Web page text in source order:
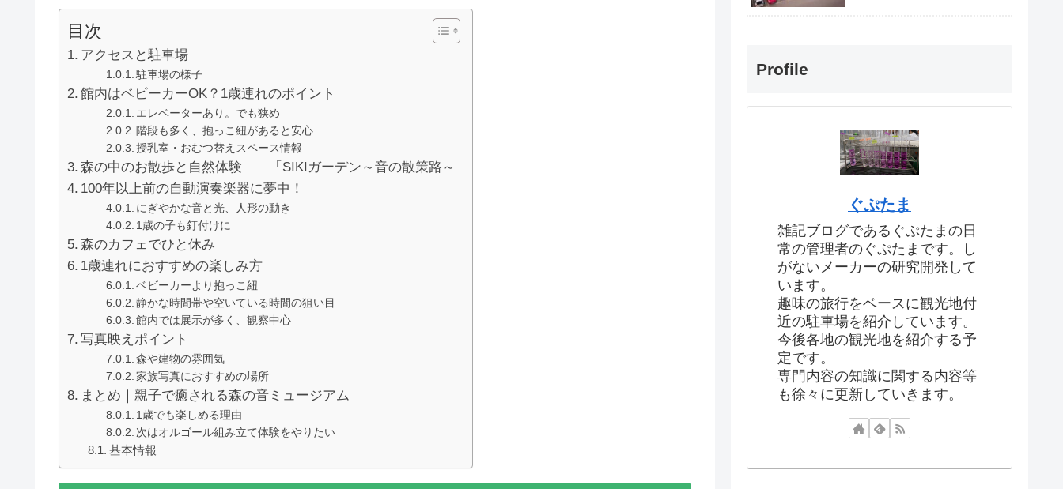
目次
アクセスと駐車場
駐車場の様子
館内はベビーカーOK？1歳連れのポイント
エレベーターあり。でも狭め
階段も多く、抱っこ紐があると安心
授乳室・おむつ替えスペース情報
森の中のお散歩と自然体験 「SIKIガーデン～音の散策路～
100年以上前の自動演奏楽器に夢中！
にぎやかな音と光、人形の動き
1歳の子も釘付けに
森のカフェでひと休み
1歳連れにおすすめの楽しみ方
ベビーカーより抱っこ紐
静かな時間帯や空いている時間の狙い目
館内では展示が多く、観察中心
写真映えポイント
森や建物の雰囲気
家族写真におすすめの場所
まとめ｜親子で癒される森の音ミュージアム
1歳でも楽しめる理由
次はオルゴール組み立て体験をやりたい
基本情報
Profile
ぐぷたま
雑記ブログであるぐぷたまの日
常の管理者のぐぷたまです。し
がないメーカーの研究開発して
います。
趣味の旅行をベースに観光地付
近の駐車場を紹介しています。
今後各地の観光地を紹介する予
定です。
専門内容の知識に関する内容等
も徐々に更新していきます。